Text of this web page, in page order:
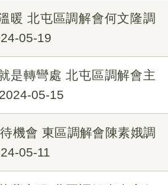
暖 北屯區調解會何文隆調
05-19
是轉彎處 北屯區調解會主
2024-05-15
機會 東區調解會陳素娥調
05-11